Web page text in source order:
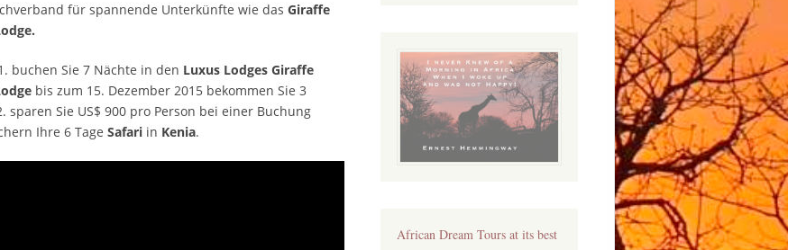
für spannende Unterkünfte wie das Giraffe
buchen Sie 7 Nächte in den Luxus Lodges Giraffe
bis zum 15. Dezember 2015 bekommen Sie 3
sparen Sie US$ 900 pro Person bei einer Buchung
Ihre 6 Tage Safari in Kenia.
African Dream Tours at its best